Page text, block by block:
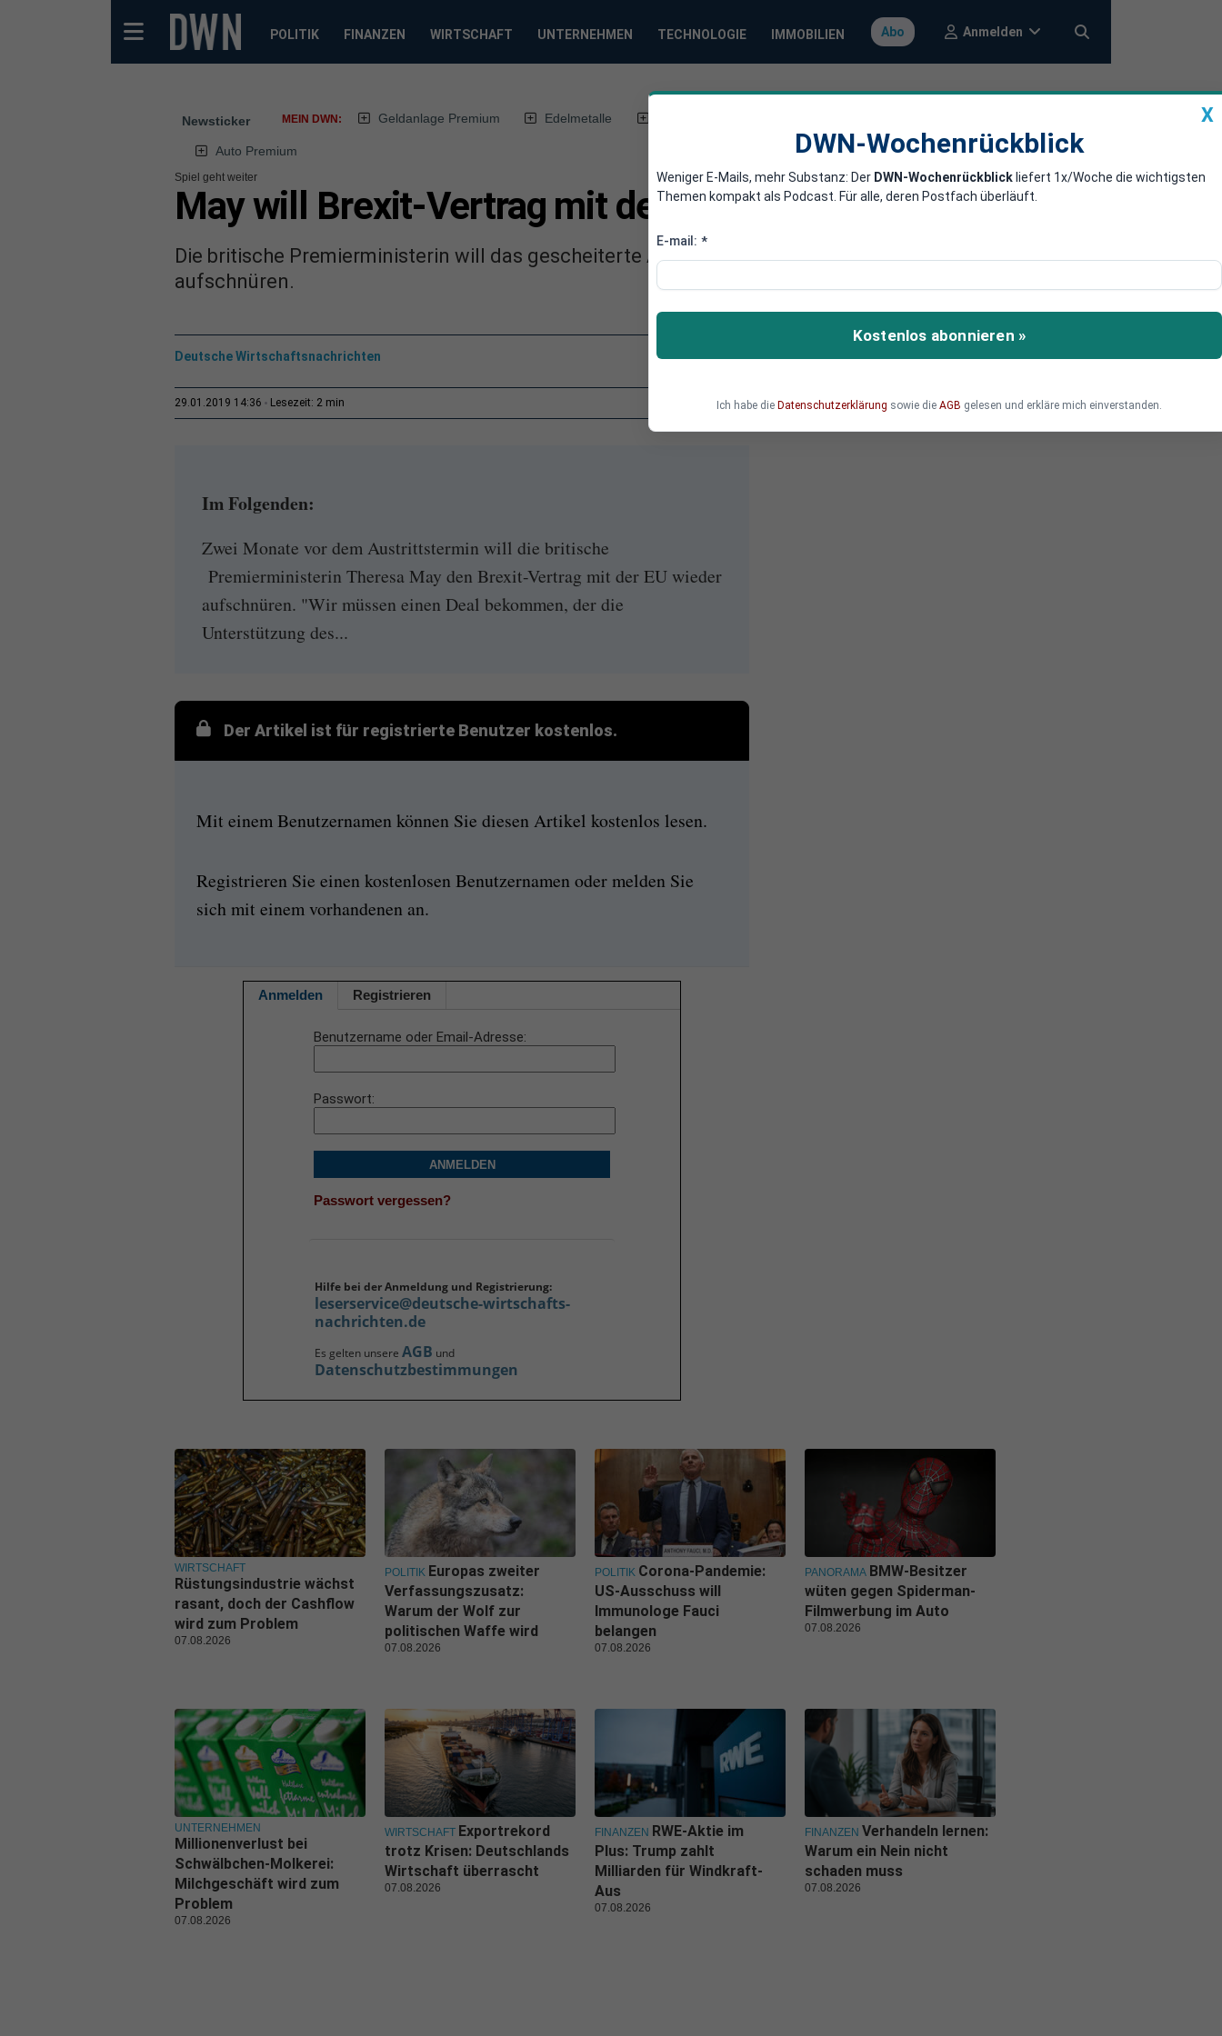
POLITIK FINANZEN WIRTSCHAFT UNTERNEHMEN TECHNOLOGIE IMMOBILIEN Abo Anmelden
Newsticker MEIN DWN: Geldanlage Premium Edelmetalle
Auto Premium
Spiel geht weiter
May will Brexit-Vertrag mit der EU neu verhandeln
Die britische Premierministerin will das gescheiterte Austrittsabkommen mit der EU neu
aufschnüren.
Deutsche Wirtschaftsnachrichten
29.01.2019 14:36 Lesezeit: 2 min
Im Folgenden:
Zwei Monate vor dem Austrittstermin will die britische
Premierministerin Theresa May den Brexit-Vertrag mit der EU wieder
aufschnüren. "Wir müssen einen Deal bekommen, der die
Unterstützung des...
Der Artikel ist für registrierte Benutzer kostenlos.
Mit einem Benutzernamen können Sie diesen Artikel kostenlos lesen.
Registrieren Sie einen kostenlosen Benutzernamen oder melden Sie
sich mit einem vorhandenen an.
Anmelden Registrieren
Benutzername oder Email-Adresse
Passwort
ANMELDEN
Passwort vergessen?
Hilfe bei der Anmeldung und Registrierung:
leserservice@deutsche-wirtschafts-
nachrichten.de
Es gelten unsere AGB und
Datenschutzbestimmungen
X
DWN-Wochenrückblick
Weniger E-Mails, mehr Substanz: Der DWN-Wochenrückblick liefert 1x/Woche die wichtigsten
Themen kompakt als Podcast. Für alle, deren Postfach überläuft.
E-mail: *
Kostenlos abonnieren »
Ich habe die Datenschutzerklärung sowie die AGB gelesen und erkläre mich einverstanden.
WIRTSCHAFT
Rüstungsindustrie wächst
rasant, doch der Cashflow
wird zum Problem
07.08.2026
POLITIK Europas zweiter
Verfassungszusatz:
Warum der Wolf zur
politischen Waffe wird
07.08.2026
POLITIK Corona-Pandemie:
US-Ausschuss will
Immunologe Fauci
belangen
07.08.2026
PANORAMA BMW-Besitzer
wüten gegen Spiderman-
Filmwerbung im Auto
07.08.2026
UNTERNEHMEN
Millionenverlust bei
Schwälbchen-Molkerei:
Milchgeschäft wird zum
Problem
07.08.2026
WIRTSCHAFT Exportrekord
trotz Krisen: Deutschlands
Wirtschaft überrascht
07.08.2026
FINANZEN RWE-Aktie im
Plus: Trump zahlt
Milliarden für Windkraft-
Aus
07.08.2026
FINANZEN Verhandeln lernen:
Warum ein Nein nicht
schaden muss
07.08.2026